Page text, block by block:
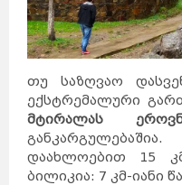
თუ საზღვაო
ექსტრემალური
მტირალას
დაახლოებით 15
ბილიკია: 7 კმ-იანი